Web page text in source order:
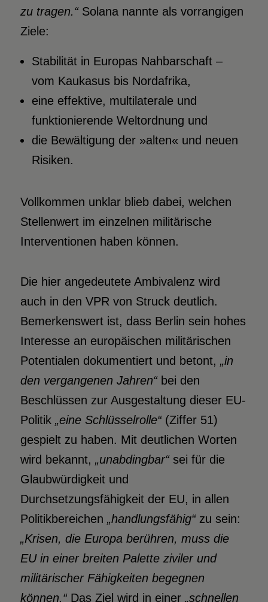
zu tragen.“Solana nannte als vorrangigen
Ziele:
Stabilität in Europas Nahbarschaft –
vom Kaukasus bis Nordafrika,
eine effektive, multilaterale und
funktionierende Weltordnung und
die Bewältigung der »alten« und neuen
Risiken.
Vollkommen unklar blieb dabei, welchen
Stellenwert im einzelnen militärische
Interventionen haben können.
Die hier angedeutete Ambivalenz wird
auch in den VPR von Struck deutlich.
Bemerkenswert ist, dass Berlin sein hohes
Interesse an europäischen militärischen
Potentialen dokumentiert und betont, „in
den vergangenen Jahren“bei den
Beschlüssen zur Ausgestaltung dieser EU-
Politik „eine Schlüsselrolle“(Ziffer 51)
gespielt zu haben. Mit deutlichen Worten
wird bekannt, „unabdingbar“sei für die
Glaubwürdigkeit und
Durchsetzungsfähigkeit der EU, in allen
Politikbereichen „handlungsfähig“zu sein:
„Krisen, die Europa berühren, muss die
EU in einer breiten Palette ziviler und
militärischer Fähigkeiten begegnen
können.“Das Ziel wird in einer „schnellen